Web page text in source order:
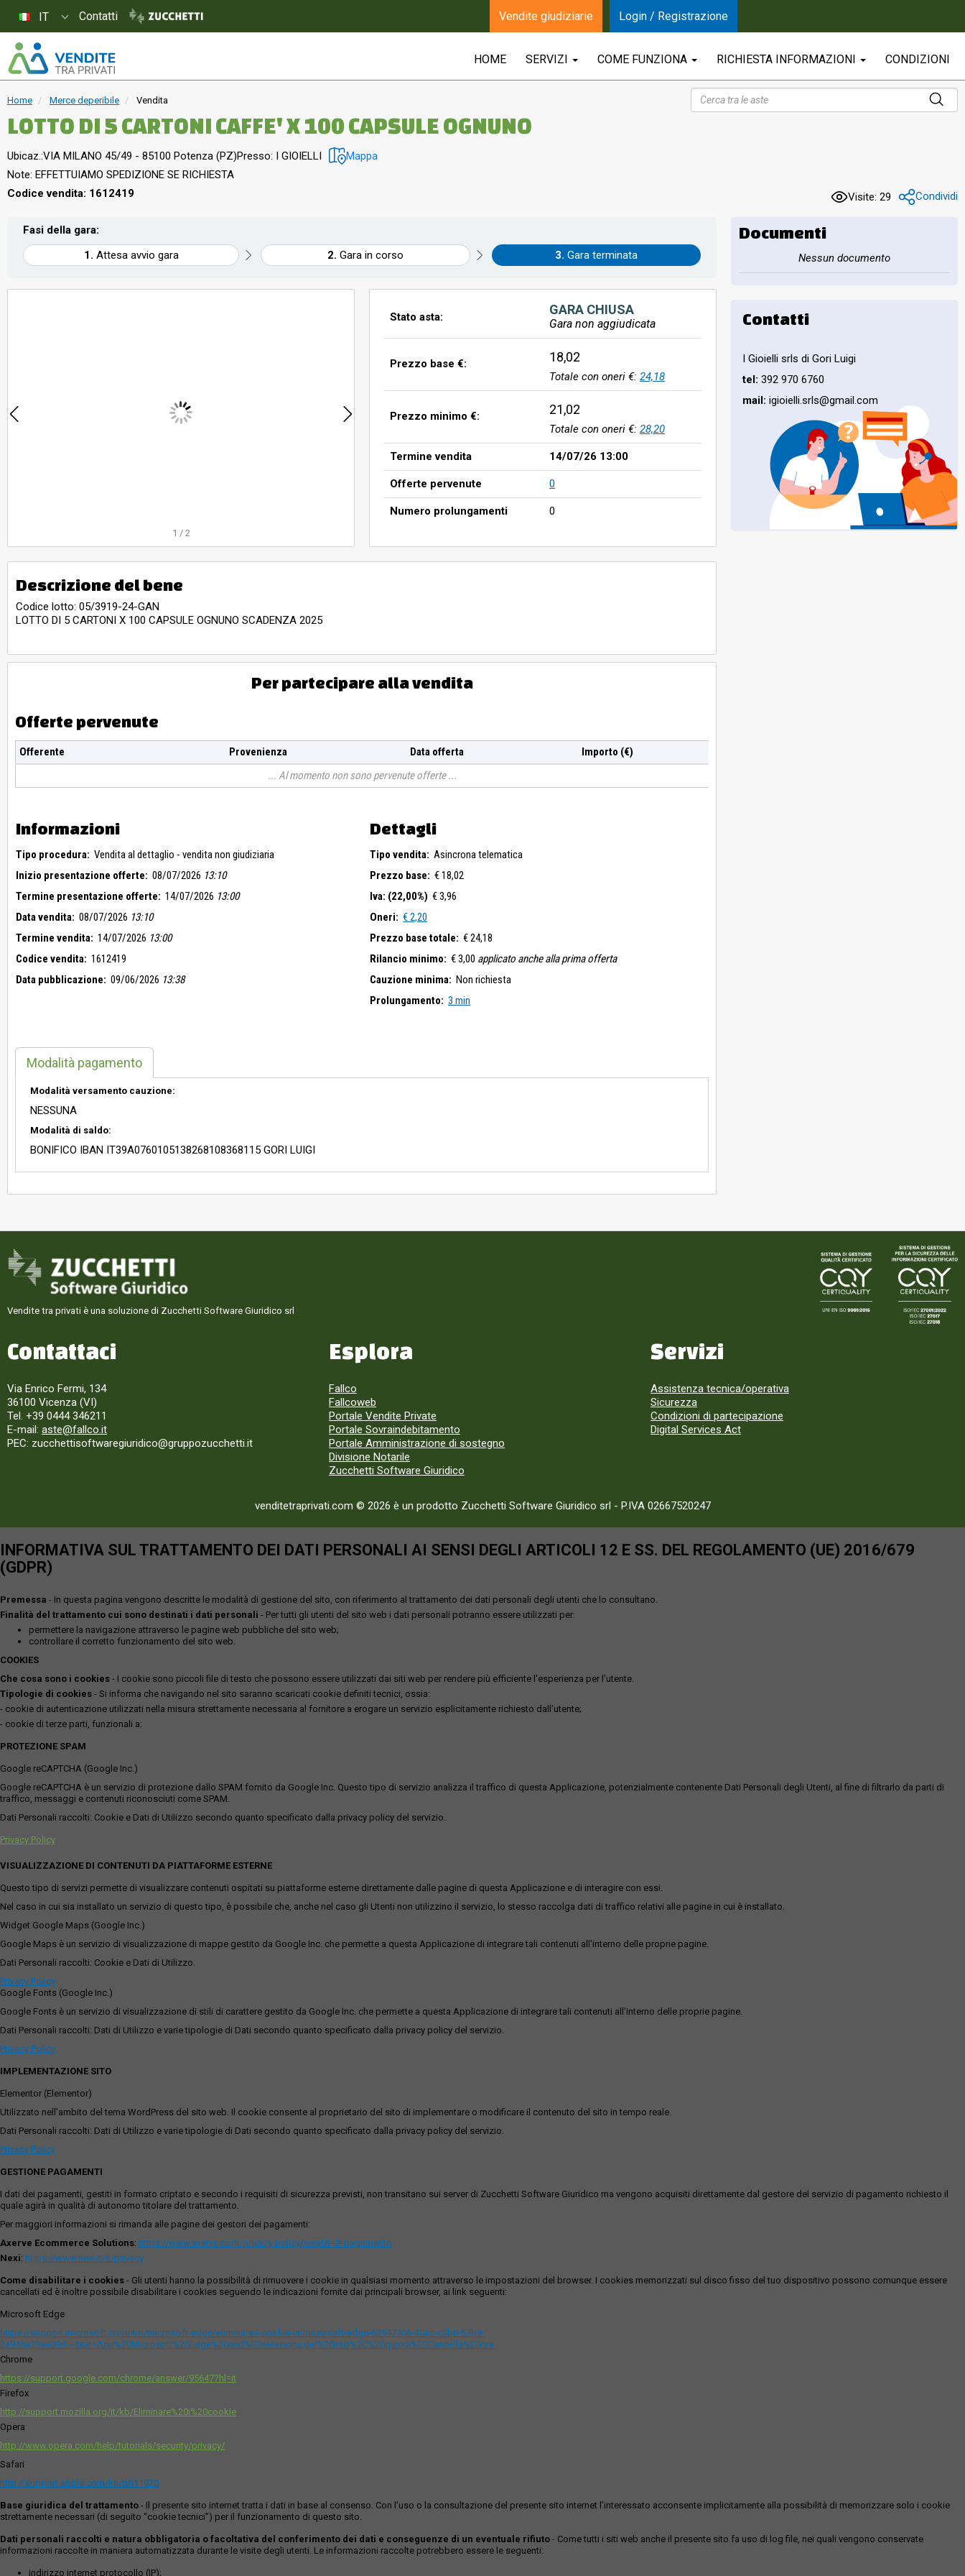
HOME SERVIZI COME FUNZIONA RICHIESTA INFORMAZIONI CONDIZIONI
Home Merce deperibile Vendita
LOTTO DI 5 CARTONI CAFFE' X 100 CAPSULE OGNUNO
Ubicaz.:VIA MILANO 45/49 - 85100 Potenza (PZ)Presso: I GIOIELLI Mappa
Note: EFFETTUIAMO SPEDIZIONE SE RICHIESTA
Codice vendita: 1612419
Visite: 29 Condividi
Fasi della gara:
Attesa avvio gara
Gara in corso Gara terminata
1 / 2
Stato asta: GARA CHIUSA
Gara non aggiudicata
Prezzo base €: 18,02
Totale con oneri €: 24,18
Prezzo minimo €: 21,02
Totale con oneri €: 28,20
Termine vendita 14/07/26 13:00
Offerte pervenute 0
Numero prolungamenti 0
Descrizione del bene
Codice lotto: 05/3919-24-GAN
LOTTO DI 5 CARTONI X 100 CAPSULE OGNUNO SCADENZA 2025
Per partecipare alla vendita
Offerte pervenute
Offerente Provenienza Data offerta
Importo (€)
Al momento non sono pervenute offerte
Informazioni
Tipo procedura: Vendita al dettaglio - vendita non giudiziaria
Inizio presentazione offerte: 08/07/2026 13:10
Termine presentazione offerte: 14/07/2026 13:00
Data vendita: 08/07/2026 13:10
Termine vendita: 14/07/2026 13:00
Codice vendita: 1612419
Data pubblicazione: 09/06/2026 13:38
Dettagli
Tipo vendita: Asincrona telematica
Prezzo base: € 18,02
Iva: (22,00%) € 3,96
Oneri: € 2,20
Prezzo base totale: € 24,18
Rilancio minimo: € 3,00 applicato anche alla prima offerta
Cauzione minima: Non richiesta
Prolungamento: 3 min
Modalità pagamento
Modalità versamento cauzione:
NESSUNA
Modalità di saldo:
BONIFICO IBAN IT39A0760105138268108368115 GORI LUIGI
Documenti
Nessun documento
Contatti
I Gioielli srls di Gori Luigi
tel: 392 970 6760
mail: igioielli.srls@gmail.com
Vendite tra privati è una soluzione di Zucchetti Software Giuridico srl
Contattaci
Via Enrico Fermi, 134
36100 Vicenza (VI)
Tel. +39 0444 346211
E-mail: aste@fallco.it
PEC: zucchettisoftwaregiuridico@gruppozucchetti.it
Esplora
Fallco
Fallcoweb
Portale Vendite Private
Portale Sovraindebitamento
Portale Amministrazione di sostegno
Divisione Notarile
Zucchetti Software Giuridico
Servizi
Assistenza tecnica/operativa
Sicurezza
Condizioni di partecipazione
Digital Services Act
venditetraprivati.com © 2026 è un prodotto Zucchetti Software Giuridico srl - P.IVA 02667520247
IT Contatti Vendite giudiziarie Login / Registrazione
INFORMATIVA SUL TRATTAMENTO DEI DATI PERSONALI AI SENSI DEGLI ARTICOLI 12 E SS. DEL REGOLAMENTO (UE) 2016/679
(GDPR)
Premessa - In questa pagina vengono descritte le modalità di gestione del sito, con riferimento al trattamento dei dati personali degli utenti che lo consultano.
Finalità del trattamento cui sono destinati i dati personali - Per tutti gli utenti del sito web i dati personali potranno essere utilizzati per:
permettere la navigazione attraverso le pagine web pubbliche del sito web;
controllare il corretto funzionamento del sito web.
COOKIES
Che cosa sono i cookies - I cookie sono piccoli file di testo che possono essere utilizzati dai siti web per rendere più efficiente l'esperienza per l'utente.
Tipologie di cookies - Si informa che navigando nel sito saranno scaricati cookie definiti tecnici, ossia:
- cookie di autenticazione utilizzati nella misura strettamente necessaria al fornitore a erogare un servizio esplicitamente richiesto dall'utente;
- cookie di terze parti, funzionali a:
PROTEZIONE SPAM
Google reCAPTCHA (Google Inc.)
Google reCAPTCHA è un servizio di protezione dallo SPAM fornito da Google Inc. Questo tipo di servizio analizza il traffico di questa Applicazione, potenzialmente contenente Dati Personali degli Utenti, al fine di filtrarlo da parti di
traffico, messaggi e contenuti riconosciuti come SPAM.
Dati Personali raccolti: Cookie e Dati di Utilizzo secondo quanto specificato dalla privacy policy del servizio.
Privacy Policy
VISUALIZZAZIONE DI CONTENUTI DA PIATTAFORME ESTERNE
Questo tipo di servizi permette di visualizzare contenuti ospitati su piattaforme esterne direttamente dalle pagine di questa Applicazione e di interagire con essi.
Nel caso in cui sia installato un servizio di questo tipo, è possibile che, anche nel caso gli Utenti non utilizzino il servizio, lo stesso raccolga dati di traffico relativi alle pagine in cui è installato.
Widget Google Maps (Google Inc.)
Google Maps è un servizio di visualizzazione di mappe gestito da Google Inc. che permette a questa Applicazione di integrare tali contenuti all'interno delle proprie pagine.
Dati Personali raccolti: Cookie e Dati di Utilizzo.
Privacy Policy
Google Fonts (Google Inc.)
Google Fonts è un servizio di visualizzazione di stili di carattere gestito da Google Inc. che permette a questa Applicazione di integrare tali contenuti all'interno delle proprie pagine.
Dati Personali raccolti: Dati di Utilizzo e varie tipologie di Dati secondo quanto specificato dalla privacy policy del servizio.
Privacy Policy
IMPLEMENTAZIONE SITO
Elementor (Elementor)
Utilizzato nell'ambito del tema WordPress del sito web. Il cookie consente al proprietario del sito di implementare o modificare il contenuto del sito in tempo reale.
Dati Personali raccolti: Dati di Utilizzo e varie tipologie di Dati secondo quanto specificato dalla privacy policy del servizio.
Privacy Policy
GESTIONE PAGAMENTI
I dati dei pagamenti, gestiti in formato criptato e secondo i requisiti di sicurezza previsti, non transitano sui server di Zucchetti Software Giuridico ma vengono acquisiti direttamente dal gestore del servizio di pagamento richiesto il
quale agirà in qualità di autonomo titolare del trattamento.
Per maggiori informazioni si rimanda alle pagine dei gestori dei pagamenti:
Axerve Ecommerce Solutions: https://www.axerve.com/privacy-policy/servizi-di-pagamento
Nexi: https://www.nexi.it/it/privacy
Come disabilitare i cookies - Gli utenti hanno la possibilità di rimuovere i cookie in qualsiasi momento attraverso le impostazioni del browser. I cookies memorizzati sul disco fisso del tuo dispositivo possono comunque essere
cancellati ed è inoltre possibile disabilitare i cookies seguendo le indicazioni fornite dai principali browser, ai link seguenti:
Microsoft Edge
https://support.microsoft.com/it-it/microsoft-edge/eliminare-i-cookie-in-microsoft-edge-63947406-40ac-c3b8-57b9-
2a946a29ae09#:~:text=Apri%20Microsoft%20Edge%20and%20seleziona,del%20sito%2C%20quindi%20Cancella%20ora.
Chrome
https://support.google.com/chrome/answer/95647?hl=it
Firefox
http://support.mozilla.org/it/kb/Eliminare%20i%20cookie
Opera
http://www.opera.com/help/tutorials/security/privacy/
Safari
http://support.apple.com/kb/ph11920
Base giuridica del trattamento - Il presente sito internet tratta i dati in base al consenso. Con l'uso o la consultazione del presente sito internet l’interessato acconsente implicitamente alla possibilità di memorizzare solo i cookie
strettamente necessari (di seguito “cookie tecnici”) per il funzionamento di questo sito.
Dati personali raccolti e natura obbligatoria o facoltativa del conferimento dei dati e conseguenze di un eventuale rifiuto - Come tutti i siti web anche il presente sito fa uso di log file, nei quali vengono conservate
informazioni raccolte in maniera automatizzata durante le visite degli utenti. Le informazioni raccolte potrebbero essere le seguenti:
indirizzo internet protocollo (IP);